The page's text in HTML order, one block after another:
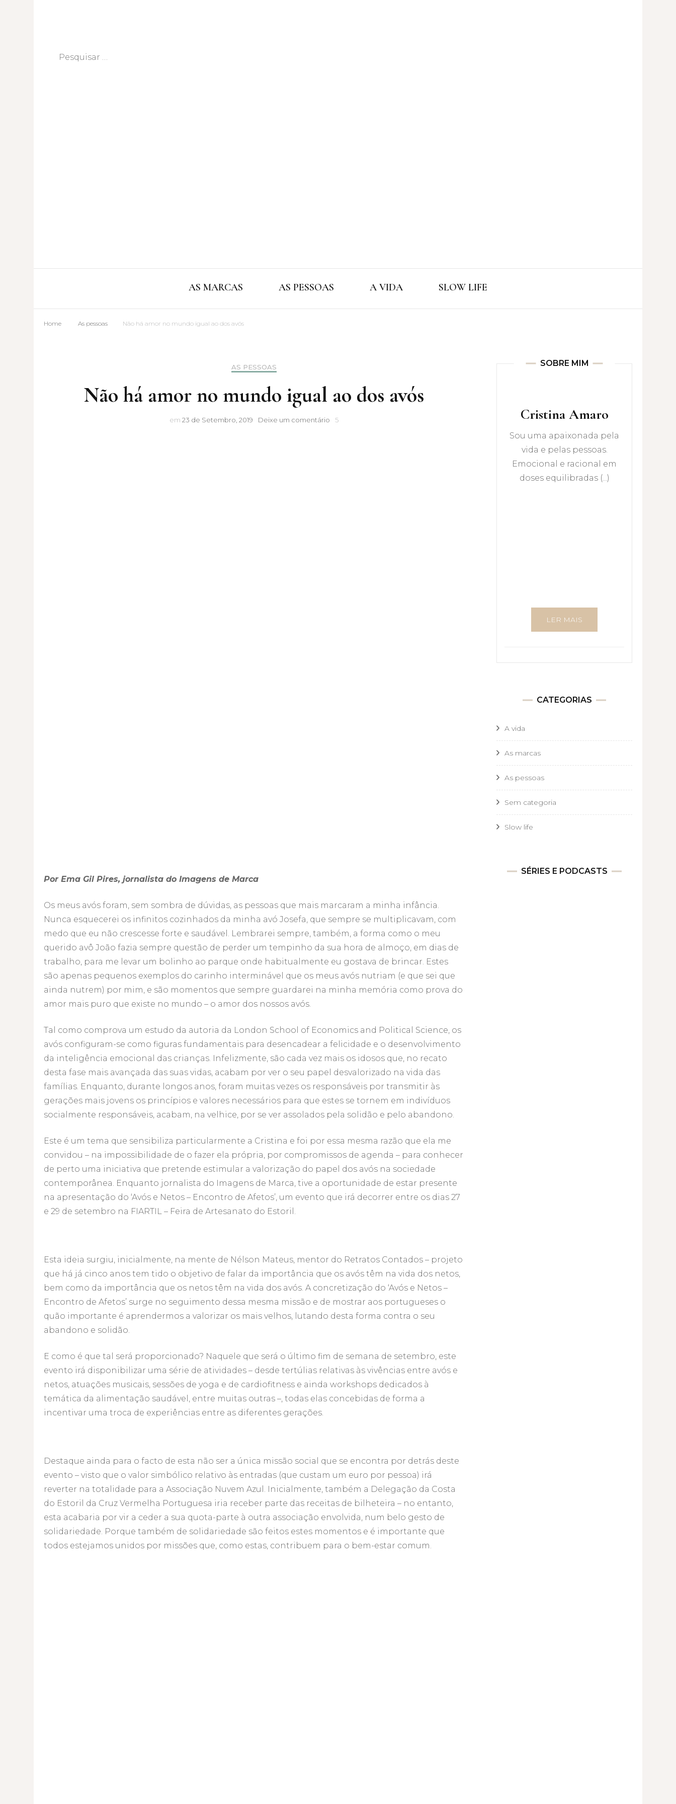
Pesquisar
Cristina Amaro
AS MARCAS AS PESSOAS A VIDA SLOW LIFE
Home As pessoas Não há amor no mundo igual ao dos avós
AS PESSOAS
Não há amor no mundo igual ao dos avós
em 23 de Setembro, 2019 Deixe um comentárioNão
5
Por Ema Gil Pires, jornalista do Imagens de Marca
Os meus avós foram, sem sombra de dúvidas, as pessoas que mais marcaram a minha infância.
Nunca esquecerei os infinitos cozinhados da minha avó Josefa, que sempre se multiplicavam, com
medo que eu não crescesse forte e saudável. Lembrarei sempre, também, a forma como o meu
querido avô João fazia sempre questão de perder um tempinho da sua hora de almoço, em dias de
trabalho, para me levar um bolinho ao parque onde habitualmente eu gostava de brincar. Estes
são apenas pequenos exemplos do carinho interminável que os meus avós nutriam (e que sei que
ainda nutrem) por mim, e são momentos que sempre guardarei na minha memória como prova do
amor mais puro que existe no mundo – o amor dos nossos avós.
Tal como comprova um estudo da autoria da London School of Economics and Political Science, os
avós configuram-se como figuras fundamentais para desencadear a felicidade e o desenvolvimento
da inteligência emocional das crianças. Infelizmente, são cada vez mais os idosos que, no recato
desta fase mais avançada das suas vidas, acabam por ver o seu papel desvalorizado na vida das
famílias. Enquanto, durante longos anos, foram muitas vezes os responsáveis por transmitir às
gerações mais jovens os princípios e valores necessários para que estes se tornem em indivíduos
socialmente responsáveis, acabam, na velhice, por se ver assolados pela solidão e pelo abandono.
Este é um tema que sensibiliza particularmente a Cristina e foi por essa mesma razão que ela me
convidou – na impossibilidade de o fazer ela própria, por compromissos de agenda – para conhecer
de perto uma iniciativa que pretende estimular a valorização do papel dos avós na sociedade
contemporânea. Enquanto jornalista do Imagens de Marca, tive a oportunidade de estar presente
na apresentação do ‘Avós e Netos – Encontro de Afetos’, um evento que irá decorrer entre os dias 27
e 29 de setembro na FIARTIL – Feira de Artesanato do Estoril.
Esta ideia surgiu, inicialmente, na mente de Nélson Mateus, mentor do Retratos Contados – projeto
que há já cinco anos tem tido o objetivo de falar da importância que os avós têm na vida dos netos,
bem como da importância que os netos têm na vida dos avós. A concretização do ‘Avós e Netos –
Encontro de Afetos’ surge no seguimento dessa mesma missão e de mostrar aos portugueses o
quão importante é aprendermos a valorizar os mais velhos, lutando desta forma contra o seu
abandono e solidão.
E como é que tal será proporcionado? Naquele que será o último fim de semana de setembro, este
evento irá disponibilizar uma série de atividades – desde tertúlias relativas às vivências entre avós e
netos, atuações musicais, sessões de yoga e de cardiofitness e ainda workshops dedicados à
temática da alimentação saudável, entre muitas outras –, todas elas concebidas de forma a
incentivar uma troca de experiências entre as diferentes gerações.
Destaque ainda para o facto de esta não ser a única missão social que se encontra por detrás deste
evento – visto que o valor simbólico relativo às entradas (que custam um euro por pessoa) irá
reverter na totalidade para a Associação Nuvem Azul. Inicialmente, também a Delegação da Costa
do Estoril da Cruz Vermelha Portuguesa iria receber parte das receitas de bilheteira – no entanto,
esta acabaria por vir a ceder a sua quota-parte à outra associação envolvida, num belo gesto de
solidariedade. Porque também de solidariedade são feitos estes momentos e é importante que
todos estejamos unidos por missões que, como estas, contribuem para o bem-estar comum.
SOBRE MIM
Cristina Amaro
Sou uma apaixonada pela
vida e pelas pessoas.
Emocional e racional em
doses equilibradas (...)
LER MAIS
CATEGORIAS
A vida
As marcas
As pessoas
Sem categoria
Slow life
SÉRIES E PODCASTS